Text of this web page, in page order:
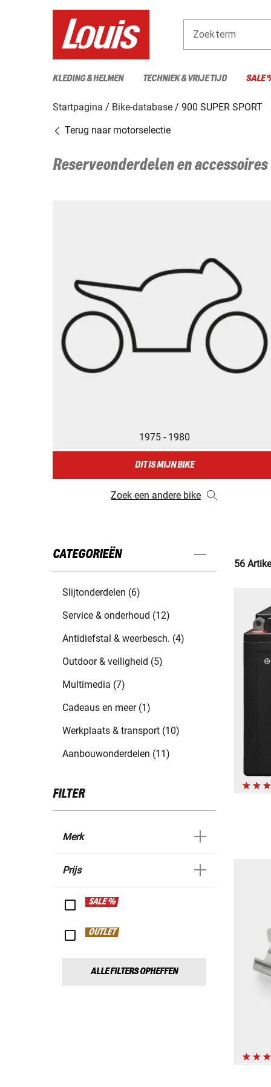
Zoekterm
KLEDING & HELMEN TECHNIEK & VRIJE TIJD SALE
Startpagina Bike-database
900 SUPER SPORT
Terug naar motorselectie
Reserveonderdelen en
1975 - 1980
DIT IS MIJN BIKE
Zoek een andere bike
CATEGORIEËN
Slijtonderdelen (6)
Service & onderhoud (12)
Antidiefstal & weerbesch. (4)
Outdoor & veiligheid (5)
Multimedia (7)
Cadeaus en meer (1)
Werkplaats & transport (10)
Aanbouwonderdelen (11)
FILTER
Merk
Prijs
SALE %
OUTLET
ALLE FILTERS OPHEFFEN
56